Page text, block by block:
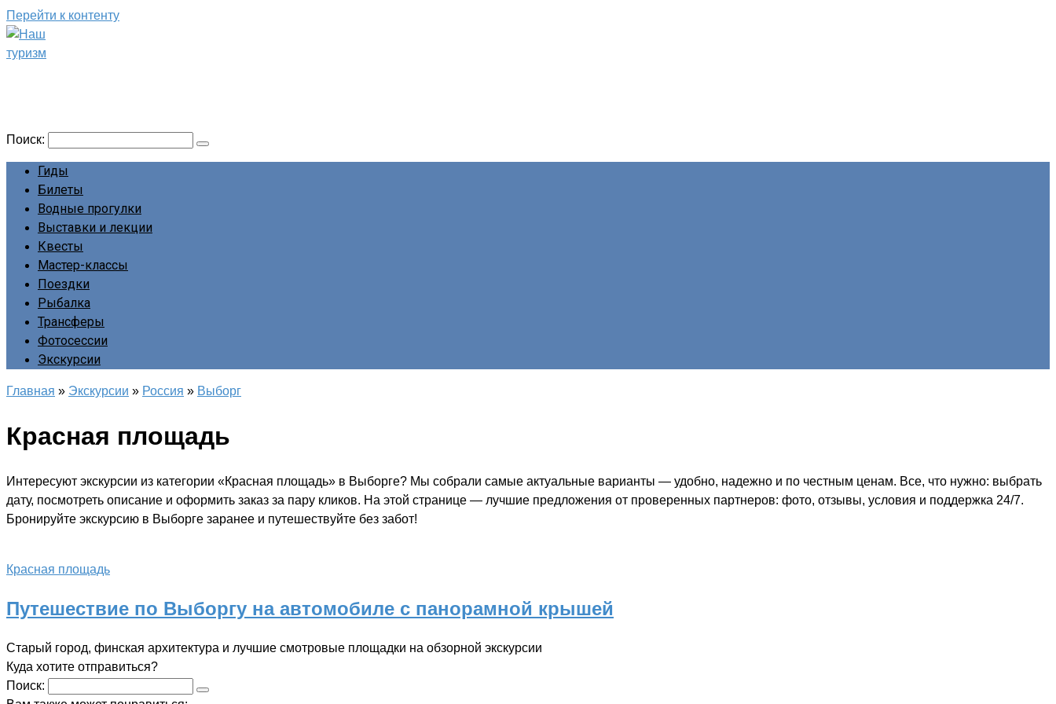
Перейти к контенту
Поиск:
Гиды
Билеты
Водные прогулки
Выставки и лекции
Квесты
Мастер-классы
Поездки
Рыбалка
Трансферы
Фотосессии
Экскурсии
Главная » Экскурсии » Россия » Выборг
Красная площадь
Интересуют экскурсии из категории «Красная площадь» в Выборге? Мы собрали самые актуальные варианты — удобно, надежно и по честным ценам. Все, что нужно: выбрать
дату, посмотреть описание и оформить заказ за пару кликов. На этой странице — лучшие предложения от проверенных партнеров: фото, отзывы, условия и поддержка 24/7.
Бронируйте экскурсию в Выборге заранее и путешествуйте без забот!
Красная площадь
Путешествие по Выборгу на автомобиле с панорамной крышей
Старый город, финская архитектура и лучшие смотровые площадки на обзорной экскурсии
Куда хотите отправиться?
Поиск: